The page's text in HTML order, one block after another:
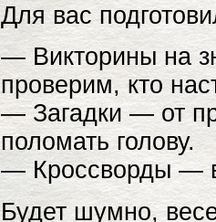
Для вас
— Викторины на
проверим, кто
— Загадки — от
поломать голову.
— Кроссворды —
Будет шумно,